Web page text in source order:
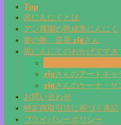
Top
黒にんにくとは
アン農園の熟成黒にんにく
夢の塾 店長 zigさん
黒にんにくのおかげででき
zigさんのアートギャ
zigさんのケーナ・サ
お問い合わせ
特定商取引法に基づく表記
プライバシーポリシー